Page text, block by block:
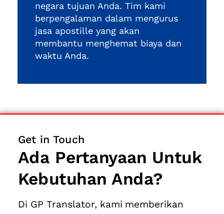
negara tujuan Anda. Tim kami
berpengalaman dalam mengurus
jasa apostille yang akan
membantu menghemat biaya dan
waktu Anda.
Get in Touch
Ada Pertanyaan Untuk
Kebutuhan Anda?
Di GP Translator, kami memberikan